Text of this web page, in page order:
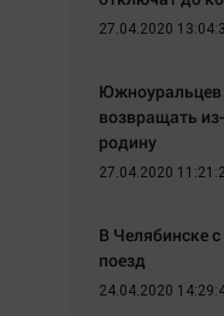
27.04.2020
возвращать
родину
27.04.2020
В Челябинске
поезд
24.04.2020